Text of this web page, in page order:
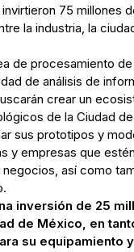
75 millones
la industria, la
de procesamiento
de análisis de
crear un
de la Ciudad
sus prototipos y
y empresas que
así como
inversión de 25
de México, en
su equipamiento